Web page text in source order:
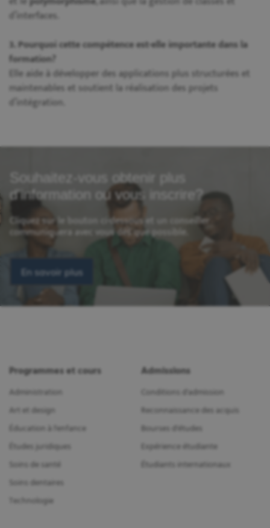
d’interfaces.
3. Pourquoi cette compétence est-elle importante dans la
formation?
Elle aide à développer des applications plus structurées et
maintenables et soutient la réalisation des projets
d’intégration.
Souhaitez-vous obtenir plus
d'information ou vous inscrire?
Cliquez sur le bouton ci-dessous et un conseiller
communiquera avec vous dès que possible.
En savoir plus
Programmes et cours
Administration
Art et design
Éducation à l'enfance
Études juridiques
Soins de santé
Soins dentaires
Technologie
Admissions
Conditions d'admission
Reconnaissance des acquis
Bourses d'études
Expérience étudiante
Étudiants internationaux